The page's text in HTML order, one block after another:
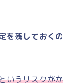
を残しておくの
いうリスクがか